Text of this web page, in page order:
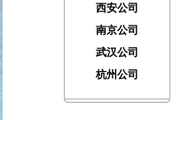
西安公司
南京公司
武汉公司
杭州公司